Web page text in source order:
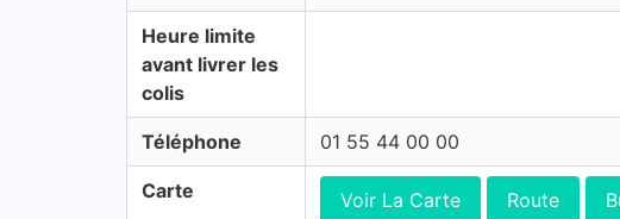
Heure limite
avant livrer les
colis
Téléphone 01 55 44 00 00
Carte Voir La Carte Route